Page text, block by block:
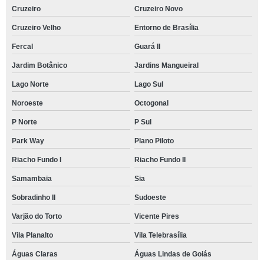
Cruzeiro Cruzeiro Novo
Cruzeiro Velho Entorno de Brasília
Fercal Guará II
Jardim Botânico Jardins Mangueiral
Lago Norte Lago Sul
Noroeste Octogonal
P Norte P Sul
Park Way Plano Piloto
Riacho Fundo I Riacho Fundo II
Samambaia Sia
Sobradinho II Sudoeste
Varjão do Torto Vicente Pires
Vila Planalto Vila Telebrasília
Águas Claras
Águas Lindas de Goiás